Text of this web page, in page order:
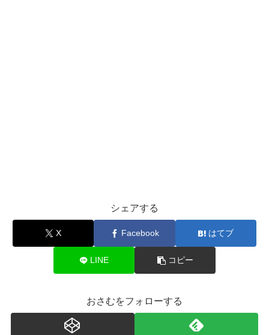
シェアする
X Facebook はてブ
LINE コピー
おさむをフォローする